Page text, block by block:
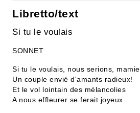
Libretto/text
Si tu le voulais
SONNET
Si tu le voulais, nous serions, mamie,
Un couple envié d'amants radieux!
Et le vol lointain des mélancolies
A nous effleurer se ferait joyeux.